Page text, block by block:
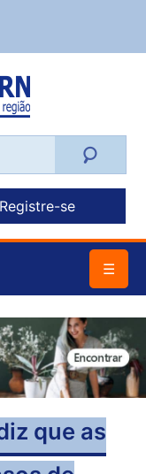
Registre-se
☰
que as